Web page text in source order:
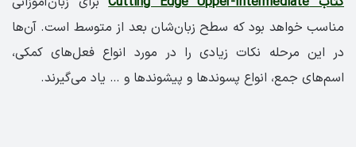
مناسب خواهد بود که سطح زبان‌شان بعد از متوسط است. آن‌ها
در این مرحله نکات زیادی را در مورد انواع فعل‌های کمکی،
اسم‌های جمع، انواع پسوندها و پیشوندها و … یاد می‌گیرند.